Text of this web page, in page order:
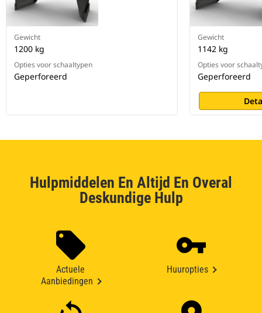
Gewicht
1200 kg
Opties voor schaaltypen
Geperforeerd
Gewicht
1142 kg
Opties voor
Geperforeerd
Hulpmiddelen En Altijd En Overal
Deskundige Hulp
Actuele
Aanbiedingen
Huuropties